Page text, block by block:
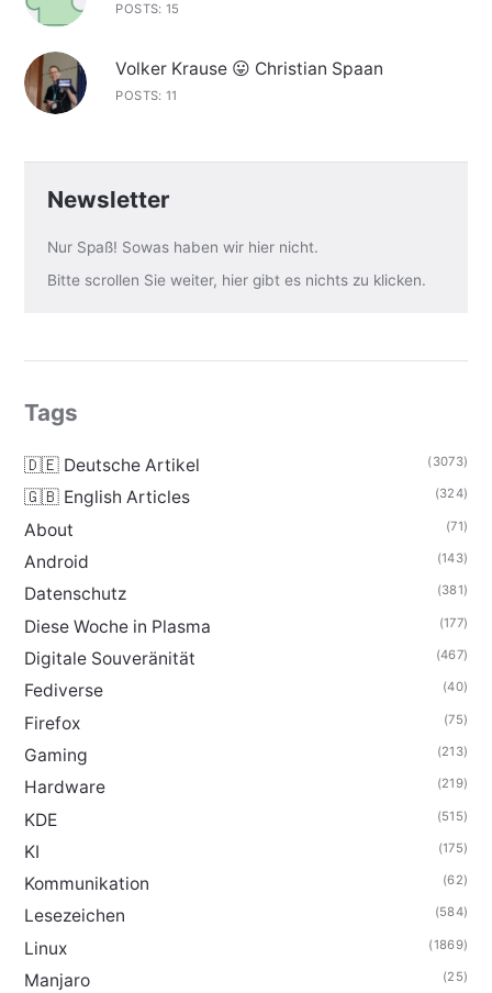
POSTS: 15
Volker Krause 😛 Christian Spaan
POSTS: 11
Newsletter
Nur Spaß! Sowas haben wir hier nicht.
Bitte scrollen Sie weiter, hier gibt es nichts zu klicken.
Tags
🇩🇪 Deutsche Artikel (3073)
🇬🇧 English Articles (324)
About (71)
Android (143)
Datenschutz (381)
Diese Woche in Plasma (177)
Digitale Souveränität (467)
Fediverse (40)
Firefox (75)
Gaming (213)
Hardware (219)
KDE (515)
KI (175)
Kommunikation (62)
Lesezeichen (584)
Linux (1869)
Manjaro (25)